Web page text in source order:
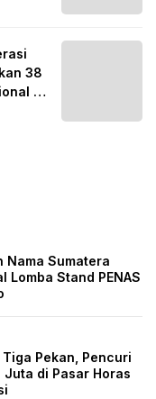
38
XII
Nama Sumatera
Lomba Stand PENAS
Pekan, Pencuri
Juta di Pasar Horas